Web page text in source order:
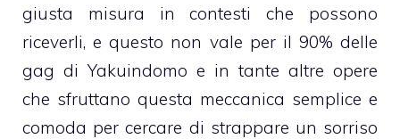
giusta misura in contesti che possono
riceverli, e questo non vale per il 90% delle
gag di Yakuindomo e in tante altre opere
che sfruttano questa meccanica semplice e
comoda per cercare di strappare un sorriso